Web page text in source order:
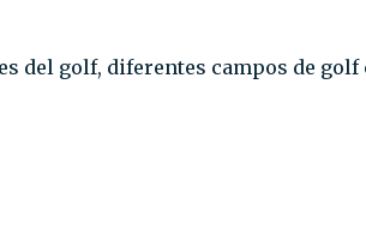
del golf, diferentes campos de